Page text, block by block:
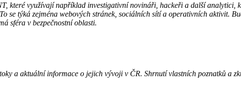
které využívají například investigativní novináři, hackeři a další
se týká zejména webových stránek, sociálních sítí a operativních aktivit.
sféra v bezpečnostní oblasti.
a aktuální informace o jejich vývoji v ČR. Shrnutí vlastních poznatků a